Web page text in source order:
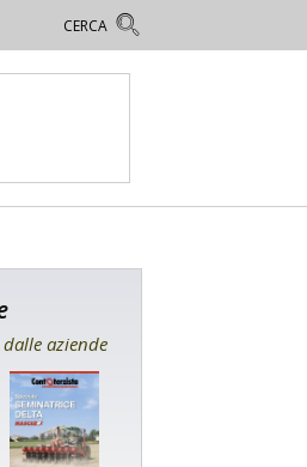
aziende